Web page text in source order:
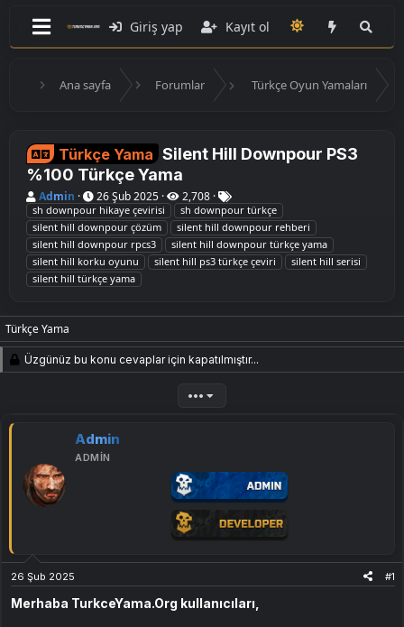
Giriş yap Kayıt ol
Ana sayfa Forumlar Türkçe Oyun Yamaları
Türkçe Yama Silent Hill Downpour PS3
%100 Türkçe Yama
K
o
n
u
y
u
B
a
l
a
t
a
n
Admin
B
a
ş
l
a
n
g
ı
t
r
i
h
26 Şub 2025 2,708
E
t
i
k
e
t
sh downpour hikaye çevirisi
sh downpour türkçe
silent hill downpour çözüm
silent hill downpour rehberi
silent hill downpour rpcs3
silent hill downpour türkçe yama
silent hill korku oyunu
silent hill ps3 türkçe çeviri
silent hill serisi
silent hill türkçe yama
Türkçe Yama
Üzgünüz bu konu cevaplar için kapatılmıştır...
•••
Admin
ADMIN
26 Şub 2025 #1
Merhaba TurkceYama.Org kullanıcıları,